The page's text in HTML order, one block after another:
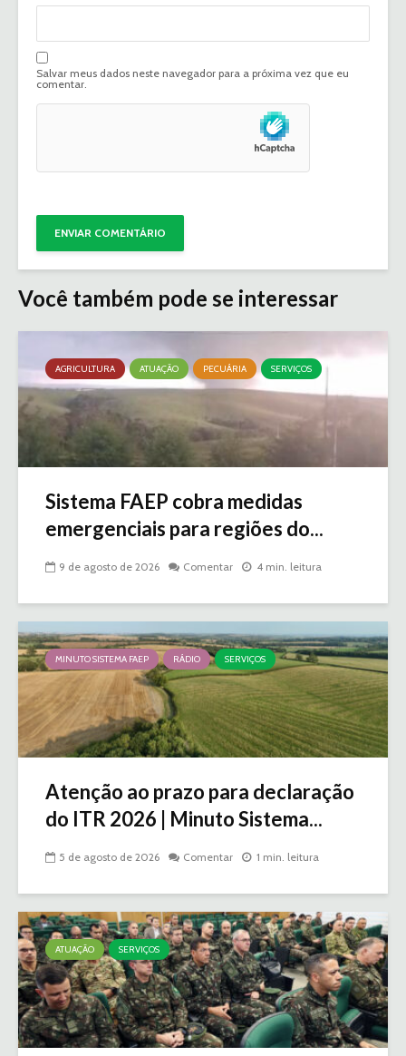
Salvar meus dados neste navegador para a próxima vez que eu
comentar.
Você também pode se interessar
AGRICULTURA ATUAÇÃO PECUÁRIA SERVIÇOS
Sistema FAEP cobra medidas
emergenciais para regiões do...
9 de agosto de 2026 Comentar 4 min. leitura
MINUTO SISTEMA FAEP RÁDIO SERVIÇOS
Atenção ao prazo para declaração
do ITR 2026 | Minuto Sistema...
5 de agosto de 2026 Comentar 1 min. leitura
ATUAÇÃO SERVIÇOS